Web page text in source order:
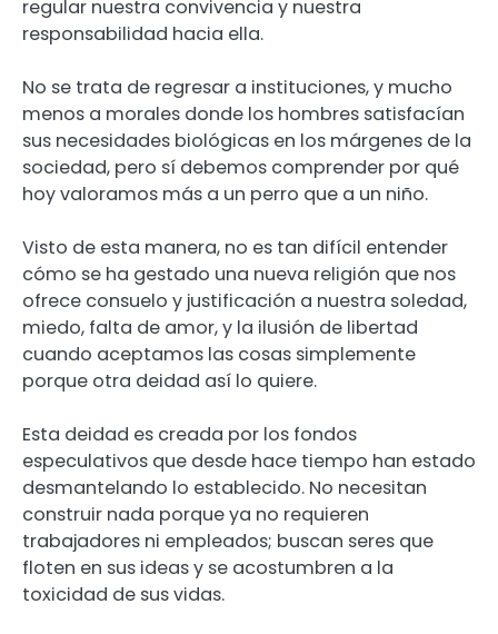
regular nuestra convivencia y nuestra
responsabilidad hacia ella.
No se trata de regresar a instituciones, y mucho
menos a morales donde los hombres satisfacían
sus necesidades biológicas en los márgenes de la
sociedad, pero sí debemos comprender por qué
hoy valoramos más a un perro que a un niño.
Visto de esta manera, no es tan difícil entender
cómo se ha gestado una nueva religión que nos
ofrece consuelo y justificación a nuestra soledad,
miedo, falta de amor, y la ilusión de libertad
cuando aceptamos las cosas simplemente
porque otra deidad así lo quiere.
Esta deidad es creada por los fondos
especulativos que desde hace tiempo han estado
desmantelando lo establecido. No necesitan
construir nada porque ya no requieren
trabajadores ni empleados; buscan seres que
floten en sus ideas y se acostumbren a la
toxicidad de sus vidas.